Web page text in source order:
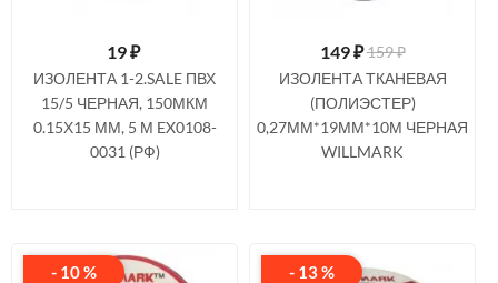
19₽
ИЗОЛЕНТА 1-2.SALE ПВХ
15/5 ЧЕРНАЯ, 150МКМ
0.15Х15 ММ, 5 М EX0108-
0031 (РФ)
149₽159 ₽
ИЗОЛЕНТА ТКАНЕВАЯ
(ПОЛИЭСТЕР)
0,27ММ*19ММ*10М ЧЕРНАЯ
WILLMARK
- 10 % - 13 %